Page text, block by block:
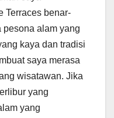
Terraces benar-
pesona alam yang
kaya dan tradisi
saya merasa
wisatawan. Jika
yang
yang